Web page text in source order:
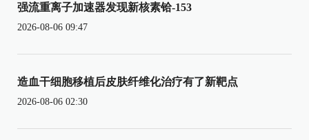
强流重离子加速器发现新核素铪-153
2026-08-06 09:47
造血干细胞移植后皮肤纤维化治疗有了新靶点
2026-08-06 02:30